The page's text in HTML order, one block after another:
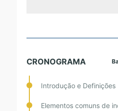
CRONOGRAMA
Introdução e Definições
Elementos comuns de